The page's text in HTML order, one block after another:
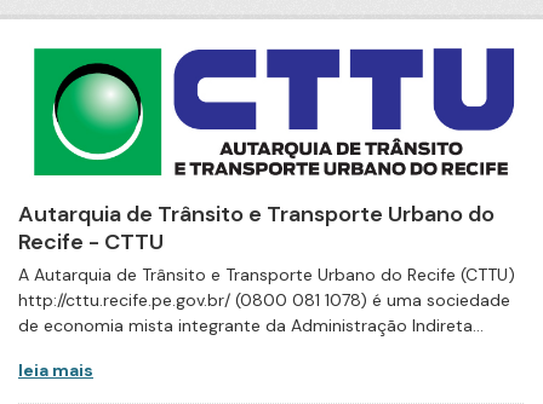
Autarquia de Trânsito e Transporte Urbano do
Recife - CTTU
A Autarquia de Trânsito e Transporte Urbano do Recife (CTTU)
http://cttu.recife.pe.gov.br/ (0800 081 1078) é uma sociedade
de economia mista integrante da Administração Indireta...
leia mais